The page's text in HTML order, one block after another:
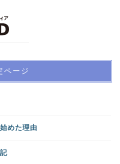
ページ
めた理由